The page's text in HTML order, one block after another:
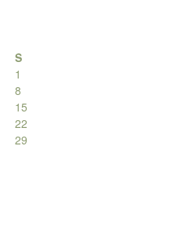
S
1
8
15
22
29